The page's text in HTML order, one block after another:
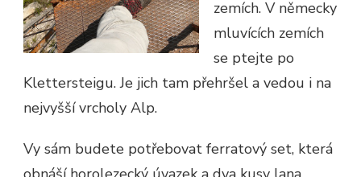
zemích. V německy
mluvících zemích
se ptejte po
Klettersteigu. Je jich tam přehršel a vedou i na
nejvyšší vrcholy Alp.
Vy sám budete potřebovat ferratový set, která